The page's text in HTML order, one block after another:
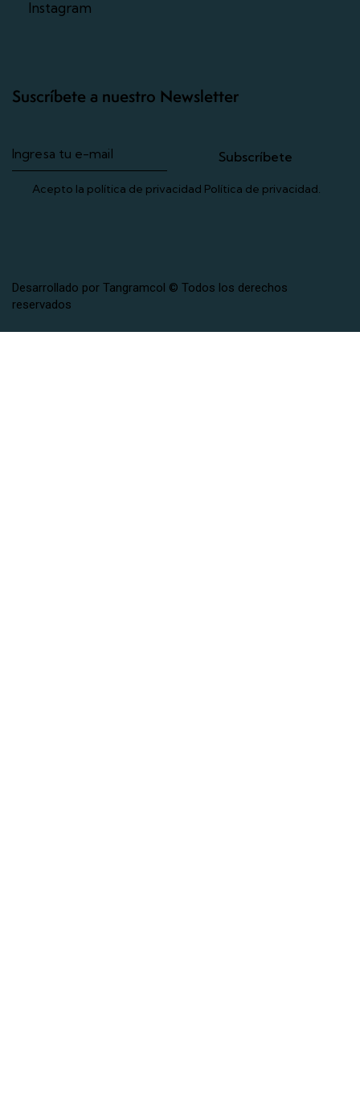
Instagram
Suscríbete a nuestro Newsletter
Subscríbete
Acepto la política de privacidad Política de privacidad.
Desarrollado por Tangramcol © Todos los derechos
reservados